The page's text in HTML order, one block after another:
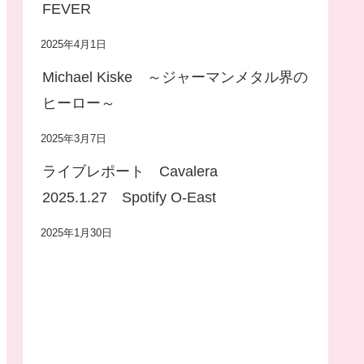
FEVER
2025年4月1日
Michael Kiske ～ジャーマンメタル界の
ヒーロー～
2025年3月7日
ライブレポート Cavalera
2025.1.27 Spotify O-East
2025年1月30日